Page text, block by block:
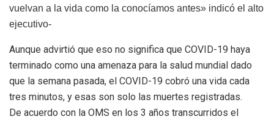
vuelvan a la vida como la conocíamos antes» indicó el alto
ejecutivo-
Aunque advirtió que eso no significa que COVID-19 haya
terminado como una amenaza para la salud mundial dado
que la semana pasada, el COVID-19 cobró una vida cada
tres minutos, y esas son solo las muertes registradas.
De acuerdo con la OMS en los 3 años transcurridos el